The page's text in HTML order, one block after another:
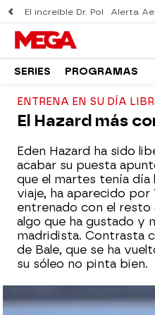
El increíble Dr. Pol Alerta
SERIES PROGRAMAS
ENTRENA EN SU DÍA
El Hazard más
Eden Hazard ha sido
acabar su puesta
que el martes tenía día
viaje, ha aparecido por
entrenado con el resto
algo que ha gustado y
madridista. Contrasta
de Bale, que se ha
su sóleo no pinta bien.